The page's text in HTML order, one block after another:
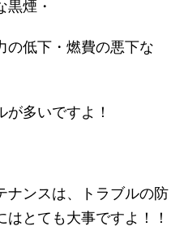
黒煙・
の低下・燃費の悪下な
多いですよ！
ナンスは、トラブルの防
とても大事ですよ！！